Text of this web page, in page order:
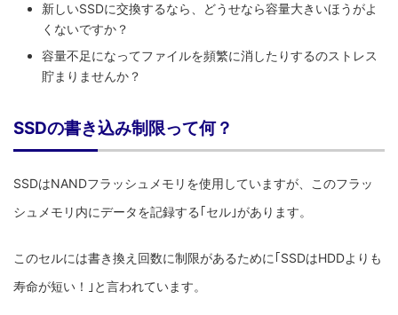
新しいSSDに交換するなら、どうせなら容量大きいほうがよ
くないですか？
容量不足になってファイルを頻繁に消したりするのストレス
貯まりませんか？
SSDの書き込み制限って何？
SSDはNANDフラッシュメモリを使用していますが、このフラッ
シュメモリ内にデータを記録する｢セル｣があります。
このセルには書き換え回数に制限があるために｢SSDはHDDよりも
寿命が短い！｣と言われています。